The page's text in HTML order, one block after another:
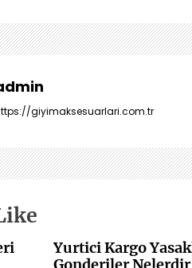
giyimaksesuarlari.com.tr
Yurtici Kargo